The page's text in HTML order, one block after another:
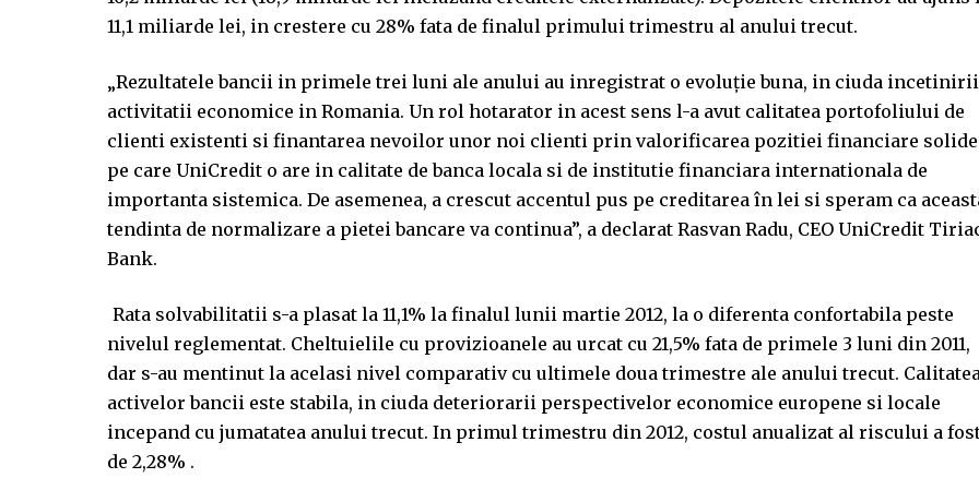
11,1 miliarde lei, in crestere cu 28% fata de finalul primului trimestru al anului trecut.
„Rezultatele bancii in primele trei luni ale anului au inregistrat o evoluţie buna, in ciuda incetinirii
activitatii economice in Romania. Un rol hotarator in acest sens l-a avut calitatea portofoliului de
clienti existenti si finantarea nevoilor unor noi clienti prin valorificarea pozitiei financiare solide
pe care UniCredit o are in calitate de banca locala si de institutie financiara internationala de
importanta sistemica. De asemenea, a crescut accentul pus pe creditarea în lei si speram ca
tendinta de normalizare a pietei bancare va continua”, a declarat Rasvan Radu, CEO UniCredit
Bank.
Rata solvabilitatii s-a plasat la 11,1% la finalul lunii martie 2012, la o diferenta confortabila peste
nivelul reglementat. Cheltuielile cu provizioanele au urcat cu 21,5% fata de primele 3 luni din 2011,
dar s-au mentinut la acelasi nivel comparativ cu ultimele doua trimestre ale anului trecut.
activelor bancii este stabila, in ciuda deteriorarii perspectivelor economice europene si locale
incepand cu jumatatea anului trecut. In primul trimestru din 2012, costul anualizat al riscului a
de 2,28% .